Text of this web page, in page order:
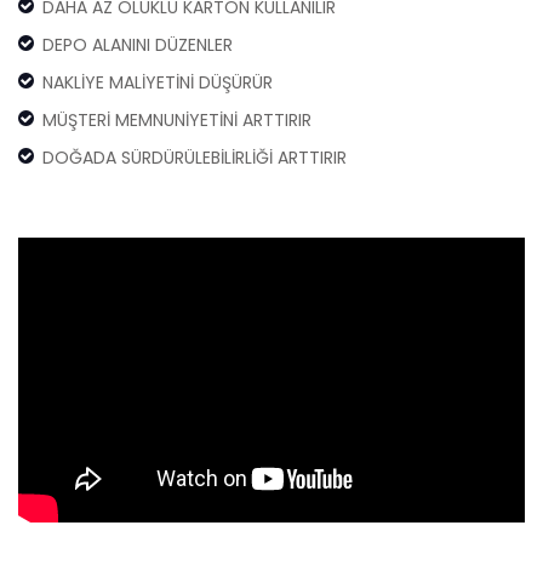
DAHA AZ OLUKLU KARTON KULLANILIR
DEPO ALANINI DÜZENLER
NAKLİYE MALİYETİNİ DÜŞÜRÜR
MÜŞTERİ MEMNUNİYETİNİ ARTTIRIR
DOĞADA SÜRDÜRÜLEBİLİRLİĞİ ARTTIRIR